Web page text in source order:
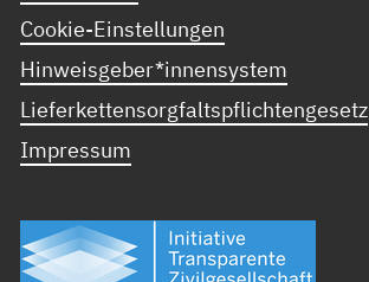
Cookie-Einstellungen
Hinweisgeber*innensystem
Lieferkettensorgfaltspflichtengesetz
Impressum